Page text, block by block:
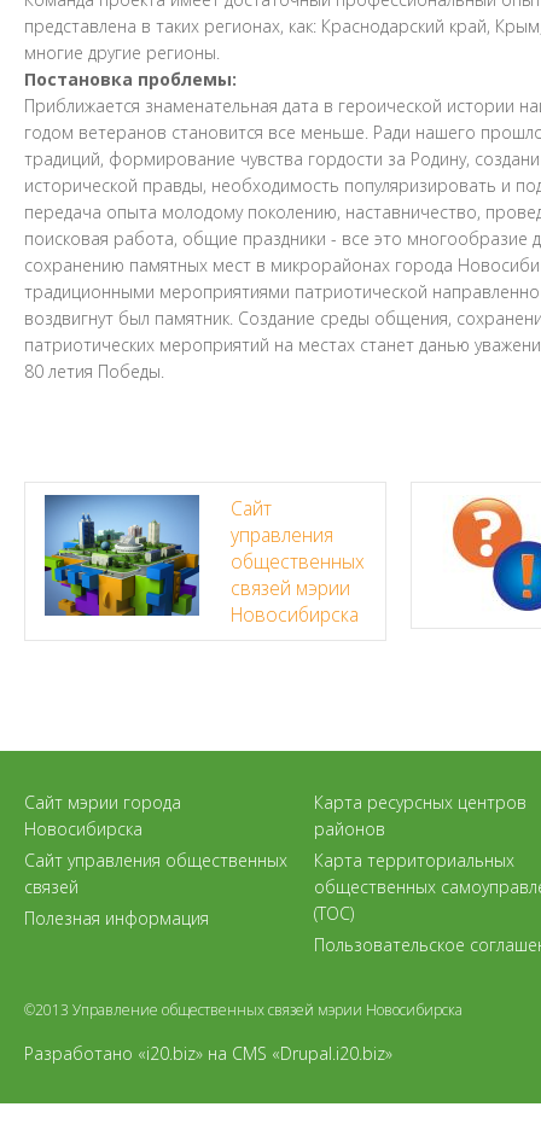
представлена в таких регионах, как: Краснодарский край,
многие другие регионы.
Постановка проблемы:
Приближается знаменательная дата в героической истории
годом ветеранов становится все меньше. Ради нашего
традиций, формирование чувства гордости за Родину,
исторической правды, необходимость популяризировать и
передача опыта молодому поколению, наставничество,
поисковая работа, общие праздники - все это
сохранению памятных мест в микрорайонах города
традиционными мероприятиями патриотической
воздвигнут был памятник. Создание среды общения,
патриотических мероприятий на местах станет данью
80 летия Победы.
Сайт
управления
общественных
связей мэрии
Новосибирска
Сайт мэрии города
Новосибирска
Сайт управления общественных
связей
Полезная информация
Карта ресурсных центров
районов
Карта территориальных
общественных
(ТОС)
Пользовательское
©2013 Управление общественных связей мэрии Новосибирска
Разработано «i20.biz» на CMS «Drupal.i20.biz»